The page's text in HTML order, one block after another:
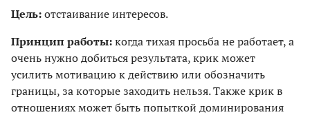
Цель:отстаивание интересов.
Принцип работы:когда тихая просьба не работает, а
очень нужно добиться результата, крик может
усилить мотивацию к действию или обозначить
границы, за которые заходить нельзя. Также крик в
отношениях может быть попыткой доминирования